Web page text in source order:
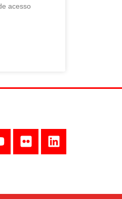
acesso